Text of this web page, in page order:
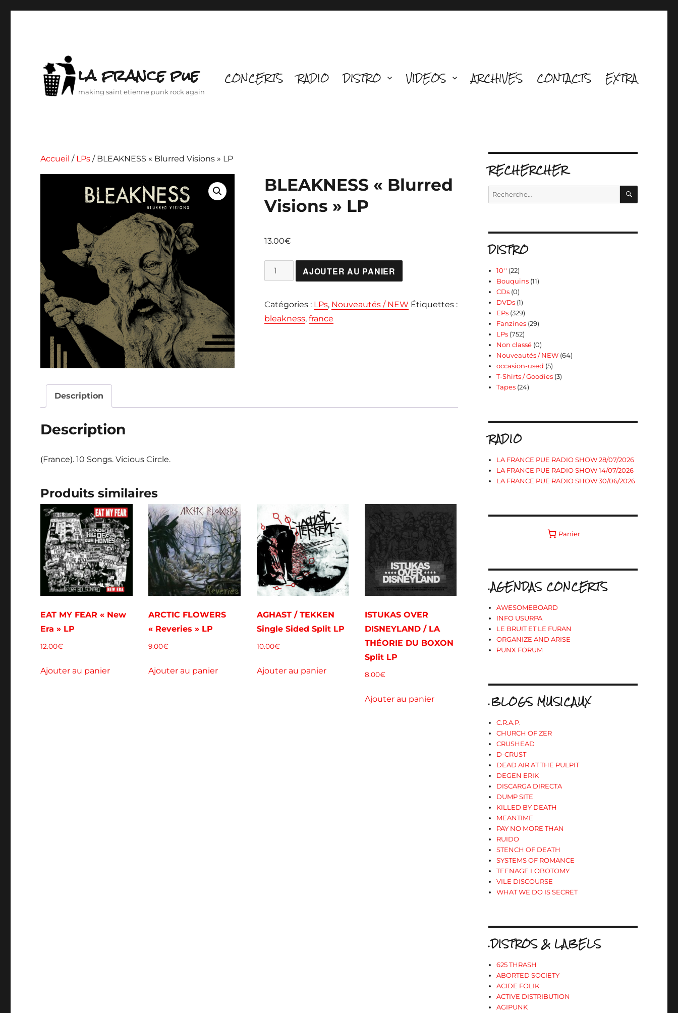
la france pue
making saint etienne punk rock again
CONCERTS RADIO DISTRO VIDEOS ARCHIVES CONTACTS EXTRA
Accueil / LPs / BLEAKNESS « Blurred Visions » LP
BLEAKNESS « Blurred
Visions » LP
13.00€
quantité
de
"Blurred
Visions"
AJOUTER AU PANIER
Catégories : LPs, Nouveautés / NEW Étiquettes :
bleakness,france
Description
Description
(France). 10 Songs. Vicious Circle.
Produits similaires
EAT MY FEAR « New
Era » LP
12.00€
Ajouter au panier
ARCTIC FLOWERS
« Reveries » LP
9.00€
Ajouter au panier
AGHAST / TEKKEN
Single Sided Split LP
10.00€
Ajouter au panier
ISTUKAS OVER
DISNEYLAND / LA
THÉORIE DU BOXON
Split LP
8.00€
Ajouter au panier
RECHERCHER
Recherche
DISTRO
10'' (22)
Bouquins (11)
CDs (0)
DVDs (1)
EPs (329)
Fanzines (29)
LPs (752)
Non classé (0)
Nouveautés / NEW (64)
occasion-used (5)
T-Shirts / Goodies (3)
Tapes (24)
RADIO
LA FRANCE PUE RADIO SHOW 28/07/2026
LA FRANCE PUE RADIO SHOW 14/07/2026
LA FRANCE PUE RADIO SHOW 30/06/2026
Panier
.AGENDAS CONCERTS
AWESOMEBOARD
INFO USURPA
LE BRUIT ET LE FURAN
ORGANIZE AND ARISE
PUNX FORUM
.BLOGS MUSICAUX
C.R.A.P.
CHURCH OF ZER
CRUSHEAD
D-CRUST
DEAD AIR AT THE PULPIT
DEGEN ERIK
DISCARGA DIRECTA
DUMP SITE
KILLED BY DEATH
MEANTIME
PAY NO MORE THAN
RUIDO
STENCH OF DEATH
SYSTEMS OF ROMANCE
TEENAGE LOBOTOMY
VILE DISCOURSE
WHAT WE DO IS SECRET
.DISTROS & LABELS
625 THRASH
ABORTED SOCIETY
ACIDE FOLIK
ACTIVE DISTRIBUTION
AGIPUNK